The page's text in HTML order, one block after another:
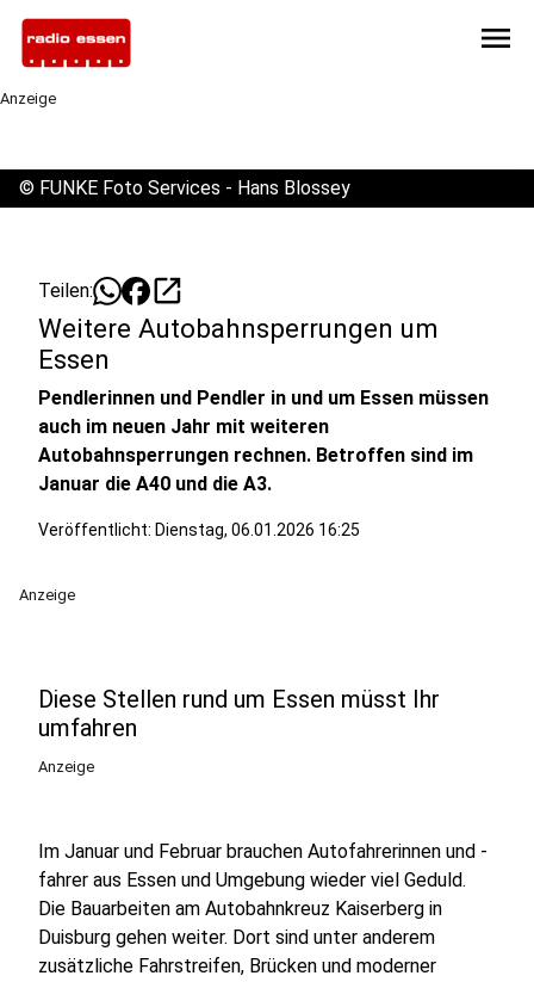
menu
Anzeige
© FUNKE Foto Services - Hans Blossey
Teilen: open_in_new
Weitere Autobahnsperrungen um
Essen
Pendlerinnen und Pendler in und um Essen müssen
auch im neuen Jahr mit weiteren
Autobahnsperrungen rechnen. Betroffen sind im
Januar die A40 und die A3.
Veröffentlicht: Dienstag, 06.01.2026 16:25
Anzeige
Diese Stellen rund um Essen müsst Ihr
umfahren
Anzeige
Im Januar und Februar brauchen Autofahrerinnen und -
fahrer aus Essen und Umgebung wieder viel Geduld.
Die Bauarbeiten am Autobahnkreuz Kaiserberg in
Duisburg gehen weiter. Dort sind unter anderem
zusätzliche Fahrstreifen, Brücken und moderner